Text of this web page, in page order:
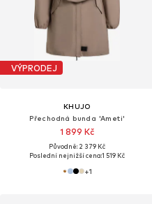
VÝPRODEJ
KHUJO
Přechodná bunda 'Ameti'
1 899 Kč
Původně: 2 379 Kč
Poslední nejnižší cena:1 519 Kč
+1